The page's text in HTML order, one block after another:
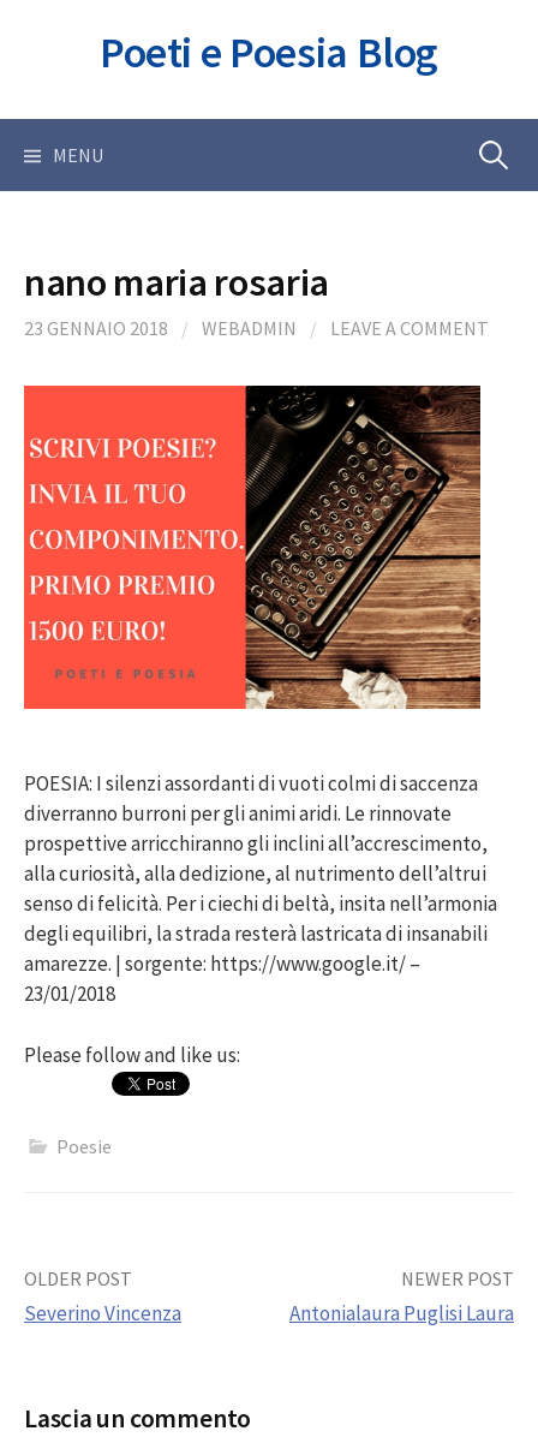
Poeti e Poesia Blog
MENU Ricerca
nano maria rosaria
23 GENNAIO 2018 / WEBADMIN / LEAVE A COMMENT
POESIA: I silenzi assordanti di vuoti colmi di saccenza
diverranno burroni per gli animi aridi. Le rinnovate
prospettive arricchiranno gli inclini all’accrescimento,
alla curiosità, alla dedizione, al nutrimento dell’altrui
senso di felicità. Per i ciechi di beltà, insita nell’armonia
degli equilibri, la strada resterà lastricata di insanabili
amarezze. | sorgente: https://www.google.it/ –
23/01/2018
Please follow and like us:
Poesie
Post
OLDER POST
Severino Vincenza
NEWER POST
Antonialaura Puglisi Laura
Lascia un commento